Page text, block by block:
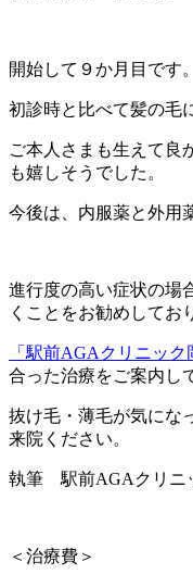
開始して９か月目です。
初診時と比べて髪の毛
ご本人さまも生えて良
も嬉しそうでした。
今後は、内服薬と外用
進行度の高い症状の場
くことをお勧めしてお
「駅前AGAクリニック
合った治療をご案内し
抜け毛・薄毛が気にな
来院ください。
執筆 駅前AGAクリニ
＜治療費＞